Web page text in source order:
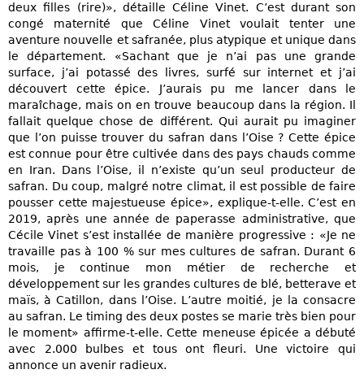
deux filles (rire)», détaille Céline Vinet. C’est durant son
congé maternité que Céline Vinet voulait tenter une
aventure nouvelle et safranée, plus atypique et unique dans
le département. «Sachant que je n’ai pas une grande
surface, j’ai potassé des livres, surfé sur internet et j’ai
découvert cette épice. J’aurais pu me lancer dans le
maraîchage, mais on en trouve beaucoup dans la région. Il
fallait quelque chose de différent. Qui aurait pu imaginer
que l’on puisse trouver du safran dans l’Oise ? Cette épice
est connue pour être cultivée dans des pays chauds comme
en Iran. Dans l’Oise, il n’existe qu’un seul producteur de
safran. Du coup, malgré notre climat, il est possible de faire
pousser cette majestueuse épice», explique-t-elle. C’est en
2019, après une année de paperasse administrative, que
Cécile Vinet s’est installée de manière progressive : «Je ne
travaille pas à 100 % sur mes cultures de safran. Durant 6
mois, je continue mon métier de recherche et
développement sur les grandes cultures de blé, betterave et
maïs, à Catillon, dans l’Oise. L’autre moitié, je la consacre
au safran. Le timing des deux postes se marie très bien pour
le moment» affirme-t-elle. Cette meneuse épicée a débuté
avec 2.000 bulbes et tous ont fleuri. Une victoire qui
annonce un avenir radieux.